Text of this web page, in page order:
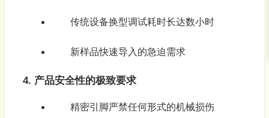
传统设备换型调试耗时长达数小时
新样品快速导入的急迫需求
4. 产品安全性的极致要求
精密引脚严禁任何形式的机械损伤